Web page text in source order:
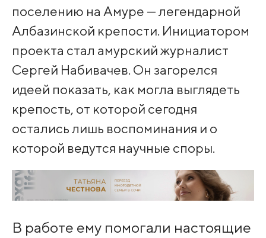
поселению на Амуре — легендарной
Албазинской крепости. Инициатором
проекта стал амурский журналист
Сергей Набивачев. Он загорелся
идеей показать, как могла выглядеть
крепость, от которой сегодня
остались лишь воспоминания и о
которой ведутся научные споры.
В работе ему помогали настоящие